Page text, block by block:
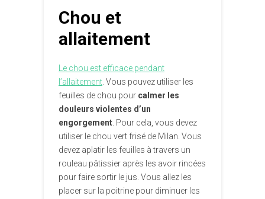
Chou et
allaitement
Le chou est efficace pendant
l’allaitement. Vous pouvez utiliser les
feuilles de chou pour calmer les
douleurs violentes d’un
engorgement. Pour cela, vous devez
utiliser le chou vert frisé de Milan. Vous
devez aplatir les feuilles à travers un
rouleau pâtissier après les avoir rincées
pour faire sortir le jus. Vous allez les
placer sur la poitrine pour diminuer les